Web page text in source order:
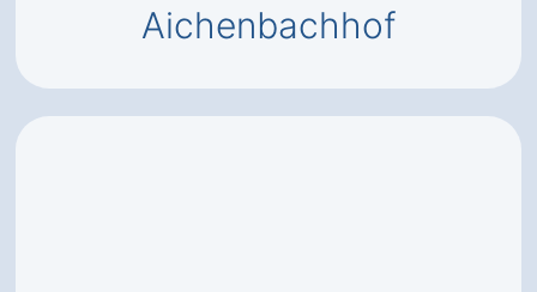
Aichenbachhof